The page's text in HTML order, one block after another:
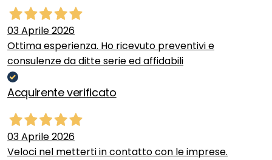
03 Aprile 2026
Ottima esperienza. Ho ricevuto preventivi e
consulenze da ditte serie ed affidabili
Acquirente verificato
03 Aprile 2026
Veloci nel metterti in contatto con le imprese.